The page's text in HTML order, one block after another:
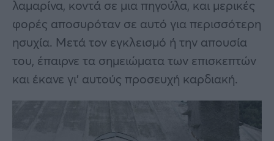
λαμαρίνα, κοντά σε μια πηγούλα, και μερικές
φορές αποσυρόταν σε αυτό για περισσότερη
ησυχία. Μετά τον εγκλεισμό ή την απουσία
του, έπαιρνε τα σημειώματα των επισκεπτών
και έκανε γι’ αυτούς προσευχή καρδιακή.